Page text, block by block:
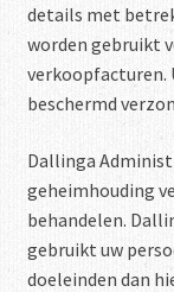
details met
worden gebruikt
verkoopfacturen.
beschermd
Dallinga
geheimhouding
behandelen.
gebruikt uw
doeleinden dan